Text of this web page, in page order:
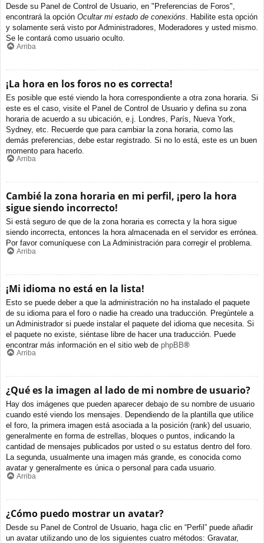
Desde su Panel de Control de Usuario, en "Preferencias de Foros",
encontrará la opción Ocultar mi estado de conexións. Habilite esta opción
y solamente será visto por Administradores, Moderadores y usted mismo.
Se le contará como usuario oculto.
Arriba
¡La hora en los foros no es correcta!
Es posible que esté viendo la hora correspondiente a otra zona horaria. Si
este es el caso, visite el Panel de Control de Usuario y defina su zona
horaria de acuerdo a su ubicación, e.j. Londres, París, Nueva York,
Sydney, etc. Recuerde que para cambiar la zona horaria, como las
demás preferencias, debe estar registrado. Si no lo está, este es un buen
momento para hacerlo.
Arriba
Cambié la zona horaria en mi perfil, ¡pero la hora
sigue siendo incorrecto!
Si está seguro de que de la zona horaria es correcta y la hora sigue
siendo incorrecta, entonces la hora almacenada en el servidor es errónea.
Por favor comuníquese con La Administración para corregir el problema.
Arriba
¡Mi idioma no está en la lista!
Esto se puede deber a que la administración no ha instalado el paquete
de su idioma para el foro o nadie ha creado una traducción. Pregúntele a
un Administrador si puede instalar el paquete del idioma que necesita. Si
el paquete no existe, siéntase libre de hacer una traducción. Puede
encontrar más información en el sitio web de phpBB®
Arriba
¿Qué es la imagen al lado de mi nombre de usuario?
Hay dos imágenes que pueden aparecer debajo de su nombre de usuario
cuando esté viendo los mensajes. Dependiendo de la plantilla que utilice
el foro, la primera imagen está asociada a la posición (rank) del usuario,
generalmente en forma de estrellas, bloques o puntos, indicando la
cantidad de mensajes publicados por usted o su estatus dentro del foro.
La segunda, usualmente una imagen más grande, es conocida como
avatar y generalmente es única o personal para cada usuario.
Arriba
¿Cómo puedo mostrar un avatar?
Desde su Panel de Control de Usuario, haga clic en “Perfil” puede añadir
un avatar utilizando uno de los siguientes cuatro métodos: Gravatar,